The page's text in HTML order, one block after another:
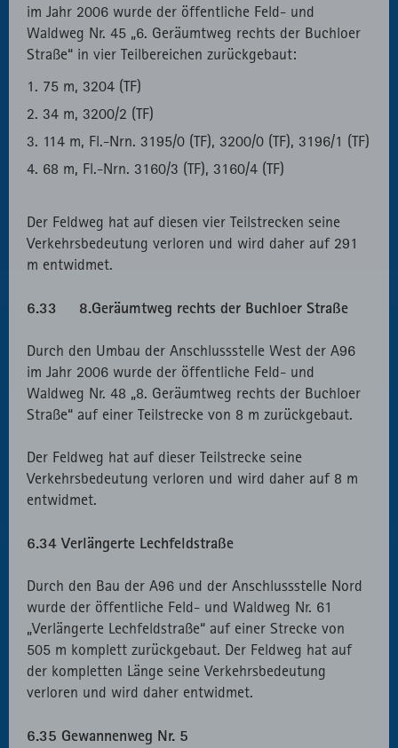
im Jahr 2006 wurde der öffentliche Feld- und
Waldweg Nr. 45 „6. Geräumtweg rechts der Buchloer
Straße“ in vier Teilbereichen zurückgebaut:
75 m, 3204 (TF)
34 m, 3200/2 (TF)
114 m, Fl.-Nrn. 3195/0 (TF), 3200/0 (TF), 3196/1 (TF)
68 m, Fl.-Nrn. 3160/3 (TF), 3160/4 (TF)
Der Feldweg hat auf diesen vier Teilstrecken seine
Verkehrsbedeutung verloren und wird daher auf 291
m entwidmet.
6.33 8.Geräumtweg rechts der Buchloer Straße
Durch den Umbau der Anschlussstelle West der A96
im Jahr 2006 wurde der öffentliche Feld- und
Waldweg Nr. 48 „8. Geräumtweg rechts der Buchloer
Straße“ auf einer Teilstrecke von 8 m zurückgebaut.
Der Feldweg hat auf dieser Teilstrecke seine
Verkehrsbedeutung verloren und wird daher auf 8 m
entwidmet.
6.34 Verlängerte Lechfeldstraße
Durch den Bau der A96 und der Anschlussstelle Nord
wurde der öffentliche Feld- und Waldweg Nr. 61
„Verlängerte Lechfeldstraße“ auf einer Strecke von
505 m komplett zurückgebaut. Der Feldweg hat auf
der kompletten Länge seine Verkehrsbedeutung
verloren und wird daher entwidmet.
6.35 Gewannenweg Nr. 5